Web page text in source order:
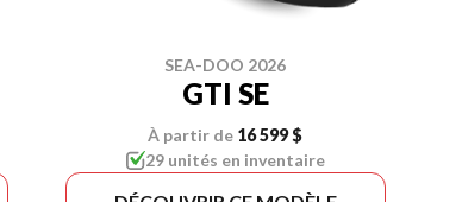
SEA-DOO 2026
GTI SE
À partir de 16 599 $
29 unités en inventaire